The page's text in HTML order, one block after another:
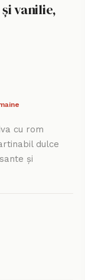
vanilie,
cu rom
dulce
și